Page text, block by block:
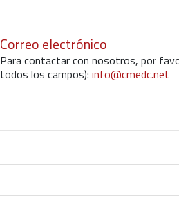
Correo electrónico
Para contactar con nosotros, por
todos los campos):info@cmedc.net